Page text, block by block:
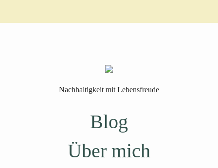
Nachhaltigkeit mit Lebensfreude
Blog
Über mich